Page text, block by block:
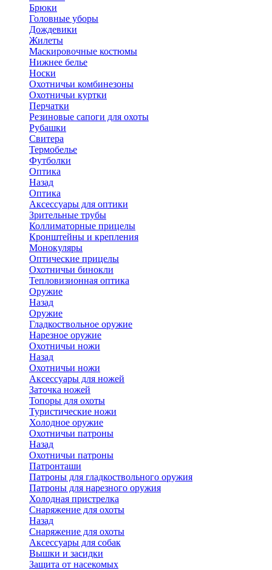
Брюки
Головные уборы
Дождевики
Жилеты
Маскировочные костюмы
Нижнее белье
Носки
Охотничьи комбинезоны
Охотничьи куртки
Перчатки
Резиновые сапоги для охоты
Рубашки
Свитера
Термобелье
Футболки
Оптика
Назад
Оптика
Аксессуары для оптики
Зрительные трубы
Коллиматорные прицелы
Кронштейны и крепления
Монокуляры
Оптические прицелы
Охотничьи бинокли
Тепловизионная оптика
Оружие
Назад
Оружие
Гладкоствольное оружие
Нарезное оружие
Охотничьи ножи
Назад
Охотничьи ножи
Аксессуары для ножей
Заточка ножей
Топоры для охоты
Туристические ножи
Холодное оружие
Охотничьи патроны
Назад
Охотничьи патроны
Патронташи
Патроны для гладкоствольного оружия
Патроны для нарезного оружия
Холодная пристрелка
Снаряжение для охоты
Назад
Снаряжение для охоты
Аксессуары для собак
Вышки и засидки
Защита от насекомых